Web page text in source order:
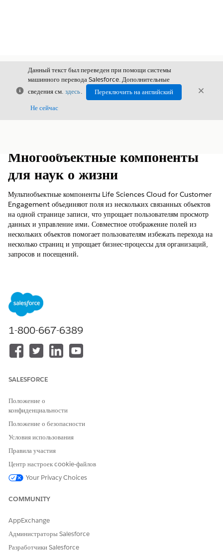
Закрыть
Данный текст был переведен при помощи системы
машинного перевода Salesforce. Дополнительные
сведения см. здесь.
Переключить на английский
Не сейчас
Многообъектные компоненты
для наук о жизни
Мультиобъектные компоненты Life Sciences Cloud for Customer
Engagement объединяют поля из нескольких связанных объектов
на одной странице записи, что упрощает пользователям просмотр
данных и управление ими. Совместное отображение полей из
нескольких объектов помогает пользователям избежать перехода на
несколько страниц и упрощает бизнес-процессы для организаций,
запросов и посещений.
входящих в Life Sciences Customer Engagement,
пользователи могут создавать, редактировать и просматривать
записи, содержащие поля из нескольких объектов на одной
нескольких объектов
Назначьте переопределения для стандартных кнопок
Cloud for Customer Engagement создавать или
Настройка компонента просмотра многообъектных записей
Customer Engagement просматривать поля из нескольких
объектов на одной странице записи, добавьте компонент
«Многообъектное представление записи» на страницы записей.
ЭТА СТАТЬЯ РЕШИЛА ВАШУ ПРОБЛЕМУ?
1-800-667-6389
SALESFORCE
Положение о
конфиденциальности
Положение о безопасности
Условия использования
Правила участия
Центр настроек cookie-файлов
Your Privacy Choices
COMMUNITY
AppExchange
Администраторы Salesforce
Разработчики Salesforce